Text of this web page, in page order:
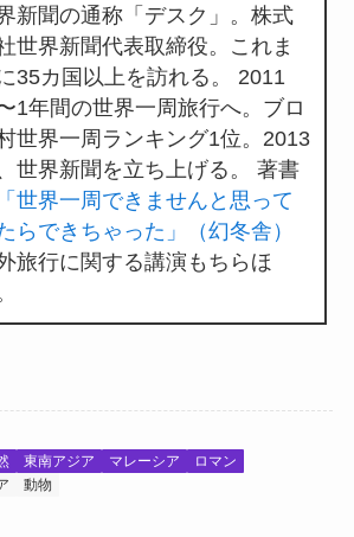
新聞の通称「デスク」。株式
世界新聞代表取締役。これま
35カ国以上を訪れる。 2011
1年間の世界一周旅行へ。ブロ
世界一周ランキング1位。2013
世界新聞を立ち上げる。 著書
「世界一周できませんと思って
らできちゃった」（幻冬舎）
旅行に関する講演もちらほ
東南アジア マレーシア
ロマン
動物